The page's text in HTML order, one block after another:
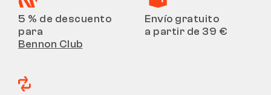
5 % de descuento
para
Bennon Club
Envío gratuito
a partir de 39 €